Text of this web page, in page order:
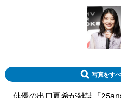
写真をす
俳優の出口夏希が雑誌『